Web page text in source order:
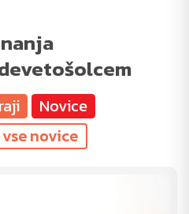
Novice
novice